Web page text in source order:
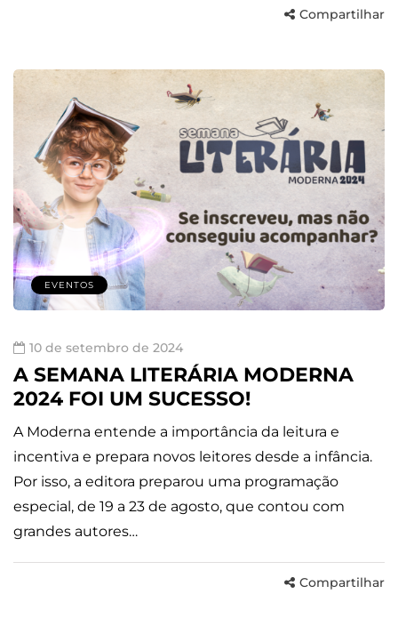
Compartilhar
EVENTOS
10 de setembro de 2024
A SEMANA LITERÁRIA MODERNA
2024 FOI UM SUCESSO!
A Moderna entende a importância da leitura e
incentiva e prepara novos leitores desde a infância.
Por isso, a editora preparou uma programação
especial, de 19 a 23 de agosto, que contou com
grandes autores…
Compartilhar